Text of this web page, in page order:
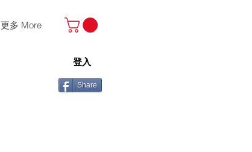
更多 More
登入
Share